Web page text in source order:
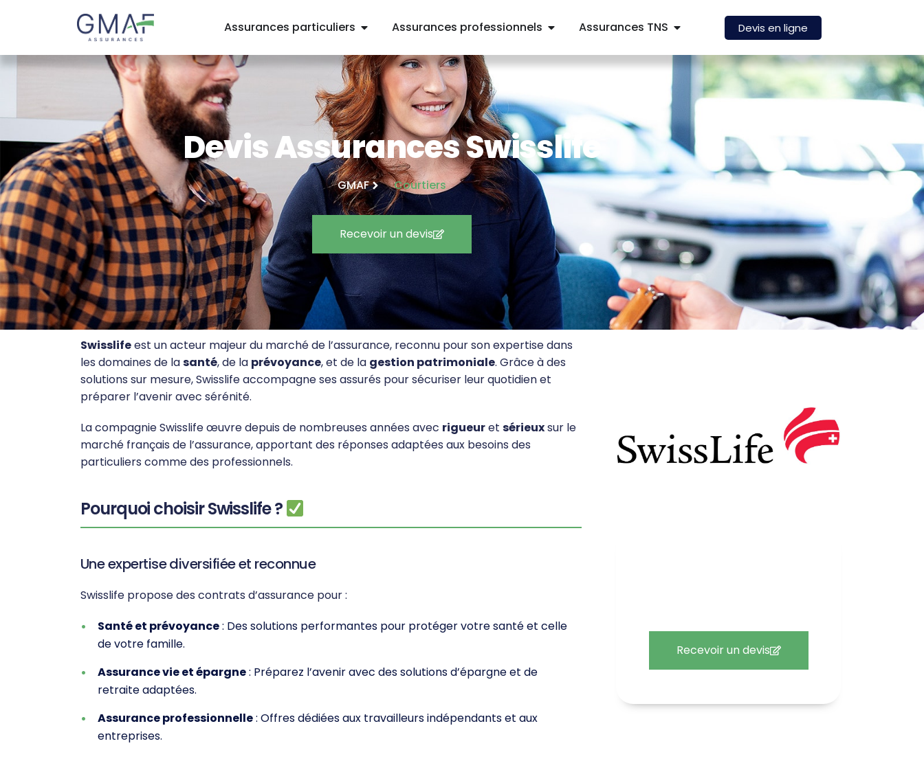
Assurances particuliers Assurances professionnels Assurances TNS Devis en ligne
Devis Assurances Swisslife
GMAF Courtiers
Recevoir un devis
Swisslifeest un acteur majeur du marché de l’assurance, reconnu pour son expertise dans
les domaines de lasanté, de la prévoyance, et de la gestion patrimoniale. Grâce à des
solutions sur mesure, Swisslife accompagne ses assurés pour sécuriser leur quotidien et
préparer l’avenir avec sérénité.
La compagnie Swisslife œuvre depuis de nombreuses années avec rigueuret sérieuxsur le
marché français de l’assurance, apportant des réponses adaptées aux besoins des
particuliers comme des professionnels.
Pourquoi choisir Swisslife ?
Une expertise diversifiée et reconnue
Swisslife propose des contrats d’assurance pour :
Santé et prévoyance: Des solutions performantes pour protéger votre santé et celle
de votre famille.
Assurance vie et épargne: Préparez l’avenir avec des solutions d’épargne et de
retraite adaptées.
Assurance professionnelle: Offres dédiées aux travailleurs indépendants et aux
entreprises.
Recevoir un devis